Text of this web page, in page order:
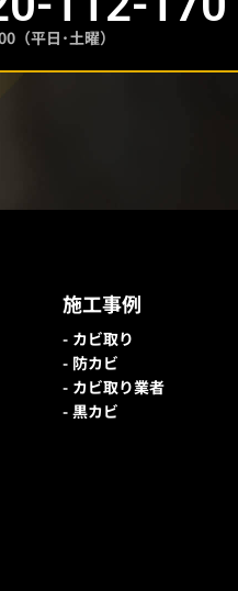
（平日･土曜）
施工事例
カビ取り
防カビ
カビ取り業者
黒カビ